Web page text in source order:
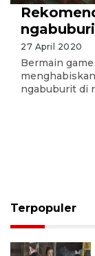
27 April 2020
Bermain
ngabuburit di
Terpopuler